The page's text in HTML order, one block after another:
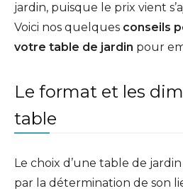
jardin, puisque le prix vient
Voici nos quelques conseils
votre table de jardin pour
Le format et les
table
Le choix d’une table de
par la détermination de son